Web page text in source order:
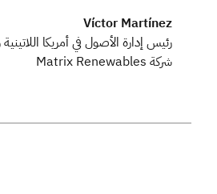
Víctor Martínez
رئيس إدارة الأصول في أمريكا اللاتينية
شركة Matrix Renewables